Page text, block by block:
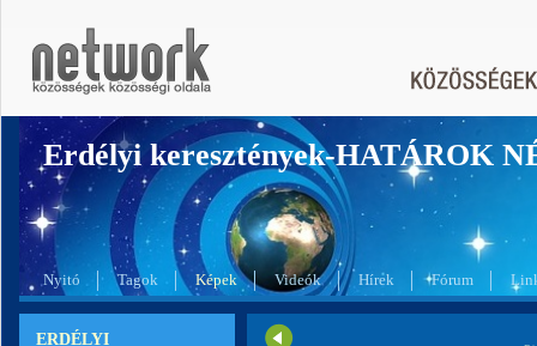
Erdélyi keresztények-HATÁROK
Nyitó Tagok Képek Videók Hírek Fórum
ERDÉLYI